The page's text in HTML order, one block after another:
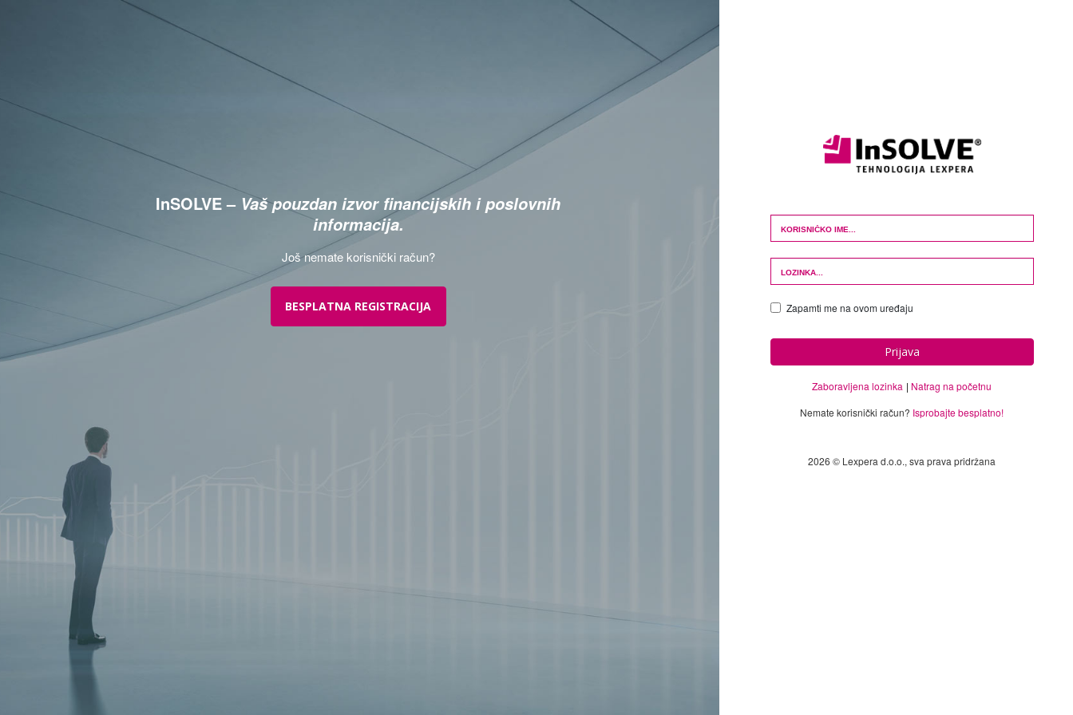
InSOLVE – Vaš pouzdan izvor financijskih i poslovnih
informacija.
Još nemate korisnički račun?
BESPLATNA REGISTRACIJA
Login Form
Zapamti me na ovom uređaju
Prijava
Zaboravljena lozinka
Natrag na početnu
Nemate korisnički račun? Isprobajte besplatno!
2026 © Lexpera d.o.o., sva prava pridržana